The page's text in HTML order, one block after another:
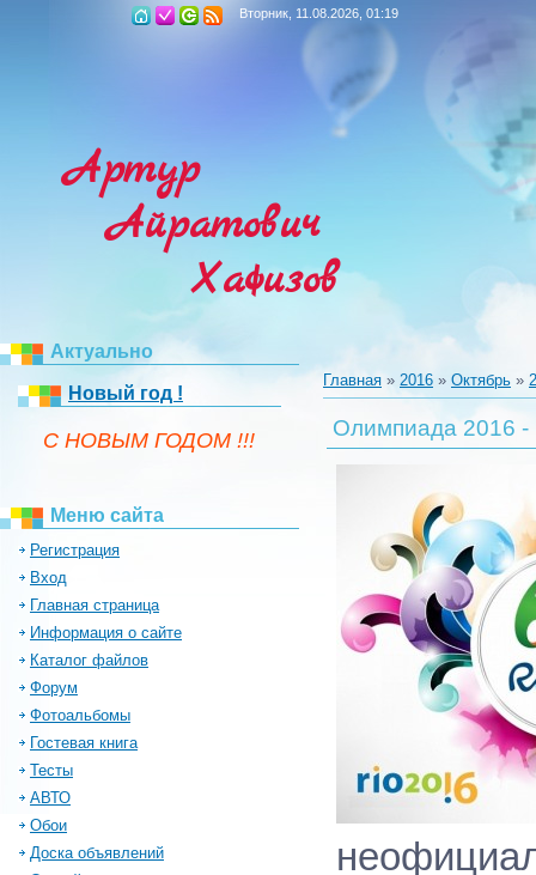
Вторник, 11.08.2026, 01:19
Артур
Айратович
Хафизов
Актуально
Новый год !
C НОВЫМ ГОДОМ !!!
Меню сайта
Регистрация
Вход
Главная страница
Информация о сайте
Каталог файлов
Форум
Фотоальбомы
Гостевая книга
Тесты
АВТО
Обои
Доска объявлений
Главная » 2016 » Октябрь »
Олимпиада 2016 -